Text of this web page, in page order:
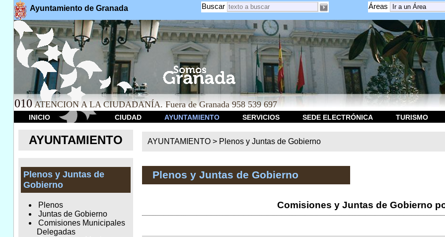
Ayuntamiento de Granada Áreas
Buscar
010 ATENCION A LA CIUDADANÍA. Fuera de Granada 958 539 697
INICIO CIUDAD AYUNTAMIENTO SERVICIOS SEDE ELECTRÓNICA TURISMO
AYUNTAMIENTO
Plenos y Juntas de
Gobierno
Plenos
Juntas de Gobierno
Comisiones Municipales
Delegadas
AYUNTAMIENTO > Plenos y Juntas de Gobierno
Plenos y Juntas de Gobierno
Comisiones y Juntas de Gobierno